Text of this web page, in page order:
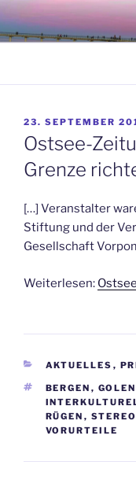
Zum
Inhalt
springen
VERÖFFENTLICHT
AM
23. SEPTEMBER
Ostsee-
Grenze
[…] Veranstalter
Stiftung und der
Gesellschaft
Weiterlesen:
KATEGORIEN
AKTUELLES ,
BERGEN ,
RÜGEN ,
VORURTEILE